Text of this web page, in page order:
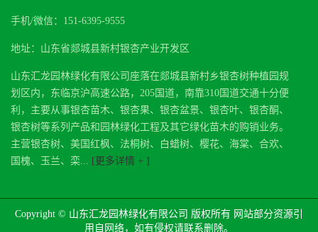
手机/微信：151-6395-9555
地址：山东省郯城县新村银杏产业开发区
山东汇龙园林绿化有限公司座落在郯城县新村乡银杏树种植园规
划区内，东临京沪高速公路，205国道，南靠310国道交通十分便
利，主要从事银杏苗木、银杏果、银杏盆景、银杏叶、银杏酮、
银杏树等系列产品和园林绿化工程及其它绿化苗木的购销业务。
主营银杏树、美国红枫、法桐树、白蜡树、樱花、海棠、合欢、
国槐、玉兰、栾... [更多详情 + ]
Copyright © 山东汇龙园林绿化有限公司 版权所有 网站部分资源引
用自网络，如有侵权请联系删除。